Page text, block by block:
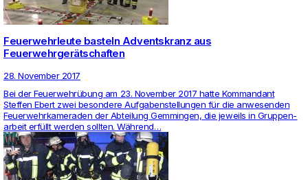
Feuerwehrleute basteln Adventskranz aus
Feuerwehrgerätschaften
28. November 2017
Bei der Feu­er­wehrübung am 23. November 2017 hatte Kom­man­dant
Steffen Ebert zwei beson­dere Auf­ga­ben­stel­lungen für die anwe­senden
Feu­er­wehr­ka­me­raden der Abtei­lung Gem­mingen, die jeweils in Grup­pen­
ar­beit erfüllt werden sollten. Während…